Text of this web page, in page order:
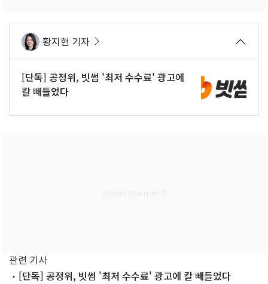
황지현 기자
[단독] 공정위, 빗썸 '최저 수수료' 광고에
칼 빼들었다
관련 기사
[단독] 공정위, 빗썸 '최저 수수료' 광고에 칼 빼들었다